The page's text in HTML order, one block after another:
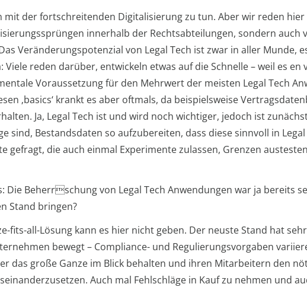
mit der fortschreitenden Digitalisierung zu tun. Aber wir reden
innerhalb der Rechtsabteilungen, sondern auch
Veränderungspotenzial von Legal Tech ist zwar in aller Munde,
reden darüber, entwickeln etwas auf die Schnelle – weil es
Voraussetzung für den Mehrwert der meisten Legal Tech
‚basics‘ krankt es aber oftmals, da beispielsweise
Ja, Legal Tech ist und wird noch wichtiger, jedoch ist
sind, Bestandsdaten so aufzubereiten, dass diese sinnvoll in
gefragt, die auch einmal Experimente zulassen, Grenzen
Die Beherrschung von Legal Tech Anwendungen war ja bereits
Stand bringen?
fits-all-Lösung kann es hier nicht geben. Der neuste Stand hat
bewegt – Compliance- und Regulierungsvorgaben
das große Ganze im Blick behalten und ihren Mitarbeitern den
Auch mal Fehlschläge in Kauf zu nehmen und